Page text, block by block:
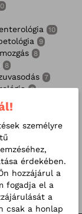
10
9
mozgás 8
8
7
6
4
HPV 4
4
4
személyre
érdekében.
hozzájárul a
fogadja el a
a
csak a honlap